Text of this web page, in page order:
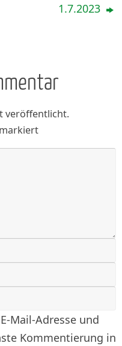
1.7.2023
veröffentlicht.
markiert
Mail-Adresse und
Kommentierung in